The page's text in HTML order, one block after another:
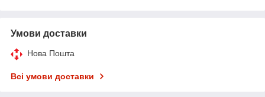
Умови доставки
Нова Пошта
Всі умови доставки